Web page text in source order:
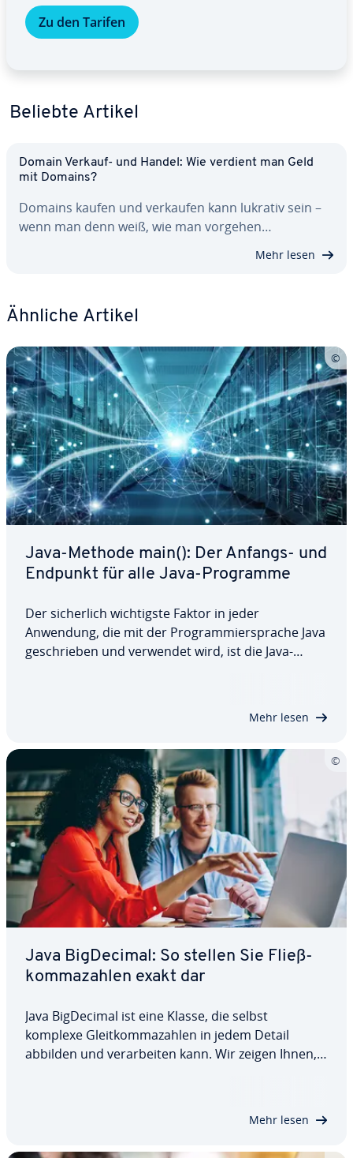
Zu den Tarifen
Beliebte Artikel
Domain Verkauf- und Handel: Wie verdient man Geld
mit Domains?
Domains kaufen und verkaufen kann lukrativ sein –
wenn man denn weiß, wie man vorgehen…
Mehr lesen
Ähnliche Artikel
Java-Methode main(): Der Anfangs- und
Endpunkt für alle Java-Programme
Der si­cher­lich wich­tigs­te Faktor in jeder
Anwendung, die mit der Pro­gram­mier­spra­che Java
ge­schrie­ben und verwendet wird, ist die Java-
Mehr lesen
Java Big­De­ci­mal: So stellen Sie Fließ­
kom­ma­zah­len exakt dar
Java Big­De­ci­mal ist eine Klasse, die selbst
komplexe Gleit­kom­ma­zah­len in jedem Detail
abbilden und ver­ar­bei­ten kann. Wir zeigen Ihnen,
Mehr lesen